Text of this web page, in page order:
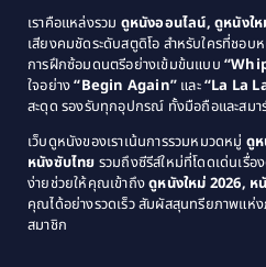
Coming of Age ก้
Coming-of-
Community
Crime อาชญากร
1979
1976
1974
1971
1969
1964
เราคือแหล่งรวม ดูหนังออนไลน์, ดูหนังให
เสียงคมชัดระดับสตูดิโอ สำหรับใครที่ชอบ
การฝึกซ้อมดนตรีอย่างเข้มข้นแบบ
ใจอย่าง“Begin Again” และ“La La
สะดุด รองรับทุกอุปกรณ์ ทั้งมือถือและสมา
เว็บดูหนังของเราเน้นการรวมหมวดหมู่ ดู
หนังซับไทย รวมถึงซีรีส์ใหม่ที่โดดเด่นเรื่
ง่ายช่วยให้คุณเข้าถึงดูหนังใหม่ 2026, ห
คุณได้อย่างรวดเร็ว สัมผัสสุนทรียภาพแห่
สมาชิก